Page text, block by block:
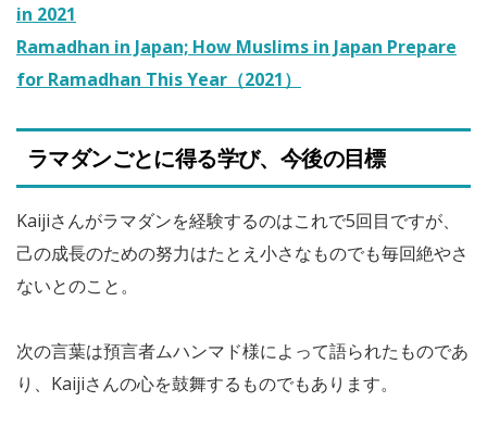
in 2021
Ramadhan in Japan; How Muslims in Japan Prepare
for Ramadhan This Year（2021）
ラマダンごとに得る学び、今後の目標
Kaijiさんがラマダンを経験するのはこれで5回目ですが、
己の成長のための努力はたとえ小さなものでも毎回絶やさ
ないとのこと。
次の言葉は預言者ムハンマド様によって語られたものであ
り、Kaijiさんの心を鼓舞するものでもあります。